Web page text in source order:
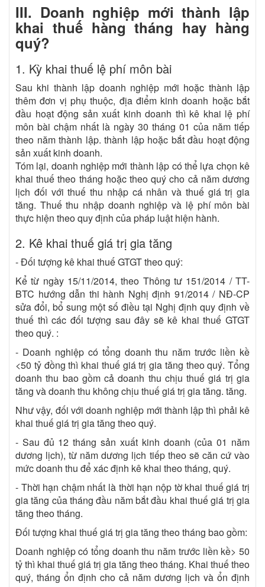
III. Doanh nghiệp mới thành lập
khai thuế hàng tháng hay hàng
quý?
1. Kỳ khai thuế lệ phí môn bài
Sau khi thành lập doanh nghiệp mới hoặc thành lập
thêm đơn vị phụ thuộc, địa điểm kinh doanh hoặc bắt
đầu hoạt động sản xuất kinh doanh thì kê khai lệ phí
môn bài chậm nhất là ngày 30 tháng 01 của năm tiếp
theo năm thành lập. thành lập hoặc bắt đầu hoạt động
sản xuất kinh doanh.
Tóm lại, doanh nghiệp mới thành lập có thể lựa chọn kê
khai thuế theo tháng hoặc theo quý cho cả năm dương
lịch đối với thuế thu nhập cá nhân và thuế giá trị gia
tăng. Thuế thu nhập doanh nghiệp và lệ phí môn bài
thực hiện theo quy định của pháp luật hiện hành.
2. Kê khai thuế giá trị gia tăng
- Đối tượng kê khai thuế GTGT theo quý:
Kể từ ngày 15/11/2014, theo Thông tư 151/2014 / TT-
BTC hướng dẫn thi hành Nghị định 91/2014 / NĐ-CP
sửa đổi, bổ sung một số điều tại Nghị định quy định về
thuế thì các đối tượng sau đây sẽ kê khai thuế GTGT
theo quý. :
- Doanh nghiệp có tổng doanh thu năm trước liền kề
<50 tỷ đồng thì khai thuế giá trị gia tăng theo quý. Tổng
doanh thu bao gồm cả doanh thu chịu thuế giá trị gia
tăng và doanh thu không chịu thuế giá trị gia tăng. tăng.
Như vậy, đối với doanh nghiệp mới thành lập thì phải kê
khai thuế giá trị gia tăng theo quý.
- Sau đủ 12 tháng sản xuất kinh doanh (của 01 năm
dương lịch), từ năm dương lịch tiếp theo sẽ căn cứ vào
mức doanh thu để xác định kê khai theo tháng, quý.
- Thời hạn chậm nhất là thời hạn nộp tờ khai thuế giá trị
gia tăng của tháng đầu năm bắt đầu khai thuế giá trị gia
tăng theo tháng.
Đối tượng khai thuế giá trị gia tăng theo tháng bao gồm:
Doanh nghiệp có tổng doanh thu năm trước liền kề> 50
tỷ thì khai thuế giá trị gia tăng theo tháng. Khai thuế theo
quý, tháng ổn định cho cả năm dương lịch và ổn định